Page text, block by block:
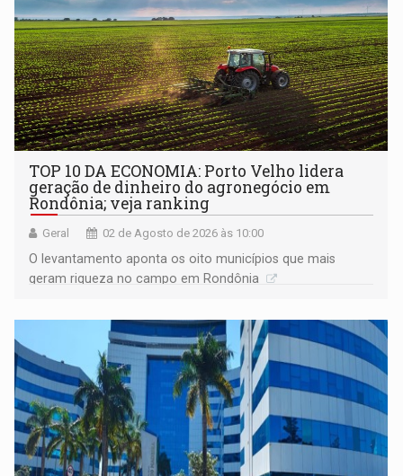
TOP 10 DA ECONOMIA: Porto Velho lidera
geração de dinheiro do agronegócio em
Rondônia; veja ranking
Geral 02 de Agosto de 2026 às 10:00
O levantamento aponta os oito municípios que mais
geram riqueza no campo em Rondônia